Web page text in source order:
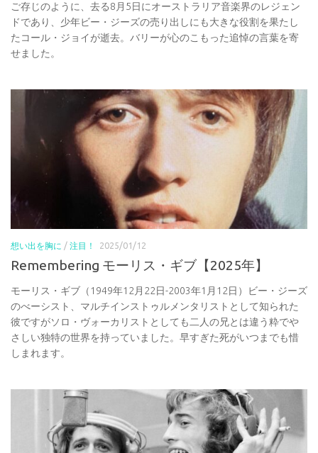
ご存じのように、去る8月5日にオーストラリア音楽界のレジェン
ドであり、少年ビー・ジーズの売り出しにも大きな役割を果たし
たコール・ジョイが逝去。バリーが心のこもった追悼の言葉を寄
せました。
想い出を胸に / 注目！ 2025/01/12
Remembering モーリス・ギブ【2025年】
モーリス・ギブ（1949年12月22日-2003年1月12日）ビー・ジーズ
のべーシスト、マルチインストゥルメンタリストとして知られた
彼ですがソロ・ヴォーカリストとしても二人の兄とは違う粋でや
さしい独特の世界を持っていました。早すぎた死がいつまでも惜
しまれます。